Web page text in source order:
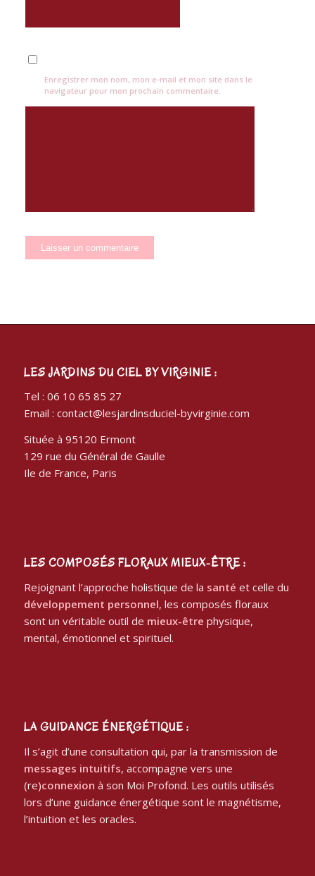
Enregistrer mon nom, mon e-mail et mon site dans le
navigateur pour mon prochain commentaire.
LES JARDINS DU CIEL BY VIRGINIE :
Tel : 06 10 65 85 27
Email : contact@lesjardinsduciel-byvirginie.com
Située à 95120 Ermont
129 rue du Général de Gaulle
Ile de France, Paris
LES COMPOSÉS FLORAUX MIEUX-ÊTRE :
Rejoignant l’approche holistique de la santé et celle du
développement personnel, les composés floraux
sont un véritable outil de mieux-être physique,
mental, émotionnel et spirituel.
LA GUIDANCE ÉNERGÉTIQUE :
Il s’agit d’une consultation qui, par la transmission de
messages intuitifs, accompagne vers une
(re)connexion à son Moi Profond. Les outils utilisés
lors d’une guidance énergétique sont le magnétisme,
l’intuition et les oracles.